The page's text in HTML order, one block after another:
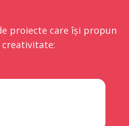
proiecte care își propun
creativitate: